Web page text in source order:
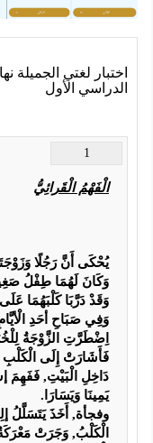
اختبار لغتي الجميلة
الدراسي الأول
1
الْفَهْمُ الْقَرائِيُّ
يُحْكَى أَنَّ رَجُلًا
وَكَانَ لَهُمَا طِفْلُ
وَقَدْ دَرَّبَا كَلْبَهُمَا
يَمِينَا وَيَسَارَا.